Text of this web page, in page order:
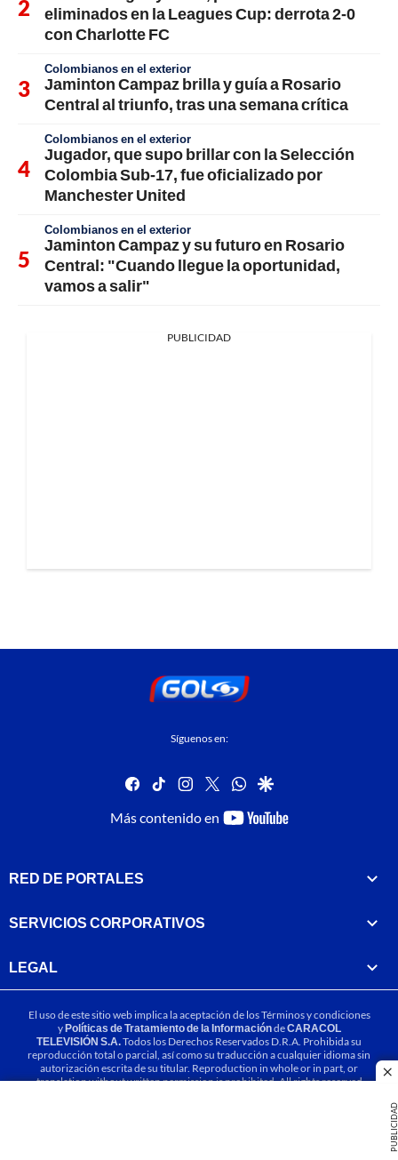
PUBLICIDAD
eliminados en la Leagues Cup: derrota 2-0
con Charlotte FC
Colombianos en el exterior
Jaminton Campaz brilla y guía a Rosario
Central al triunfo, tras una semana crítica
Colombianos en el exterior
Jugador, que supo brillar con la Selección
Colombia Sub-17, fue oficializado por
Manchester United
Colombianos en el exterior
Jaminton Campaz y su futuro en Rosario
Central: "Cuando llegue la oportunidad,
vamos a salir"
PUBLICIDAD
Síguenos en:
facebook
tiktok instagram
twitterwhatsapp
google
Más contenido en
youtube-
RED DE PORTALES
SERVICIOS CORPORATIVOS
LEGAL
El uso de este sitio web implica la aceptación de losTérminos y condiciones
yPolíticas de Tratamiento de la InformacióndeCARACOL
TELEVISIÓN S.A.Todos los Derechos Reservados D.R.A. Prohibida su
reproducción total o parcial, así como su traducción a cualquier idioma sin
autorización escrita de su titular. Reproduction in whole or in part, or
translation without written permission is prohibited. All rights reserved